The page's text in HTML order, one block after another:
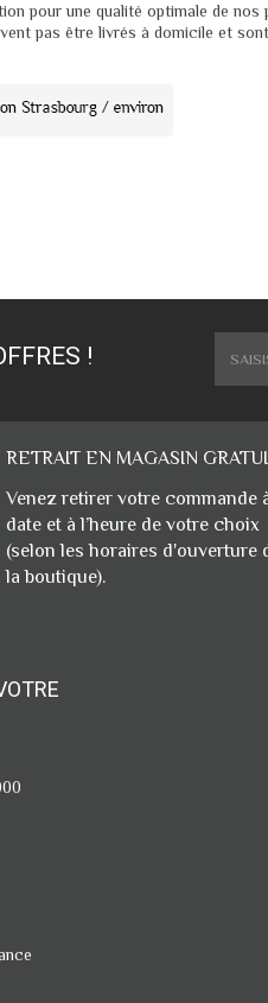
pour une qualité optimale de nos
pas être livrés à domicile et
!
RETRAIT EN MAGASIN
Venez retirer votre commande
date et à l’heure de votre choix
(selon les horaires d'ouverture
la boutique).